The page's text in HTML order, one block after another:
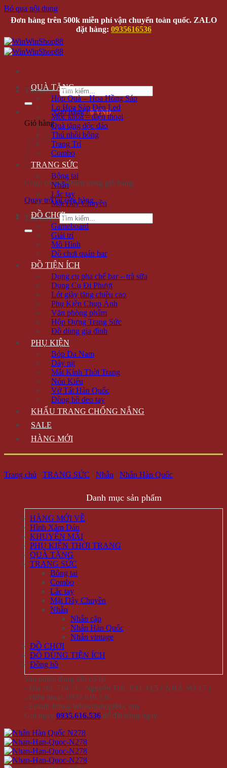
Bỏ qua nội dung
Đơn hàng trên 500k miễn phí vận chuyển toàn quốc. ZALO
đặt hàng: 0935616536
Tìm kiếm:
Giỏ hàng /0 VNĐ
Giỏ hàng
Chưa có sản phẩm trong giỏ hàng.
Quay trở lại cửa hàng
Tìm kiếm:
QUÀ TẶNG
Hộp Quà – Hoa Hồng Sáp
Lọ Hoa Sáp Đèn Led
Móc khóa – điện thoại
Quà tặng độc đáo
Thú nhồi bông
Trang Trí
Combo
TRANG SỨC
Bông tai
Nhẫn
Lắc tay
Mặt Dây Chuyền
ĐỒ CHƠI
Gameboard
Giải trí
Mô Hình
Đồ chơi quán bar
ĐỒ TIỆN ÍCH
Dụng cụ pha chế bar – trà sữa
Dụng Cụ Đi Phượt
Lót giày tăng chiều cao
Phụ Kiện Chụp Ảnh
Văn phòng phẩm
Hộp Đựng Trang Sức
Đồ dùng gia đình
PHỤ KIỆN
Bóp Da Nam
Dây nịt
Mắt Kính Thời Trang
Nón Kiểu
Vớ Tất Hàn Quốc
Đồng hồ đeo tay
KHẨU TRANG CHỐNG NẮNG
SALE
HÀNG MỚI
Trang chủ / TRANG SỨC / Nhẫn / Nhẫn Hàn Quốc
Danh mục sản phẩm
HÀNG MỚI VỀ
Hình Xăm Dán
KHUYẾN MÃI
PHỤ KIỆN THỜI TRANG
QUÀ TẶNG
TRANG SỨC
Bông tai
Combo
Lắc tay
Mặt Dây Chuyền
Nhẫn
Nhẫn cặp
Nhẫn Hàn Quốc
Nhẫn vintage
ĐỒ CHƠI
ĐỒ DÙNG TIỆN ÍCH
Đồng hồ
Sản phẩm đang sẵn có tại
- Địa chỉ: 714 / 17 Nguyễn Trãi, P.11, Q.5 ( NHÀ SỐ 17 )
- Điện thoại: 0935 616 536
- Email: Info@Winwinshop88.Com
Gọi ngay 0935.616.536 để đặt hàng ngay.